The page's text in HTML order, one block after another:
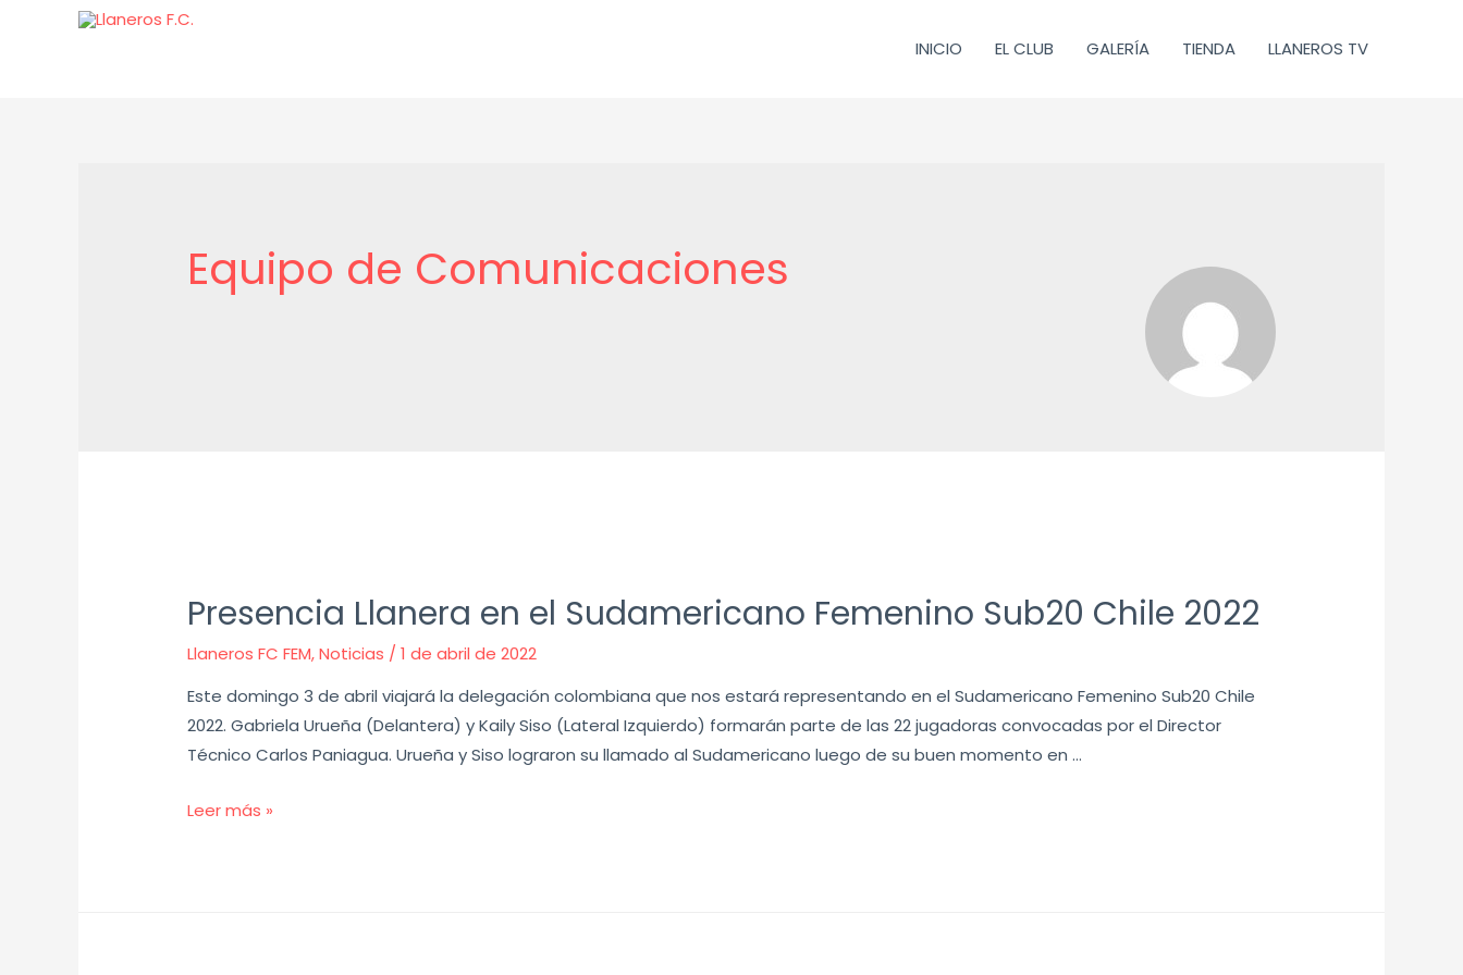
INICIO EL CLUB GALERÍA TIENDA LLANEROS TV
Equipo de Comunicaciones
Presencia Llanera en el Sudamericano Femenino Sub20 Chile 2022
Llaneros FC FEM,Noticias /1 de abril de 2022
Este domingo 3 de abril viajará la delegación colombiana que nos estará representando en el Sudamericano Femenino Sub20 Chile
2022. Gabriela Urueña (Delantera) y Kaily Siso (Lateral Izquierdo) formarán parte de las 22 jugadoras convocadas por el Director
Técnico Carlos Paniagua. Urueña y Siso lograron su llamado al Sudamericano luego de su buen momento en …
Leer más »